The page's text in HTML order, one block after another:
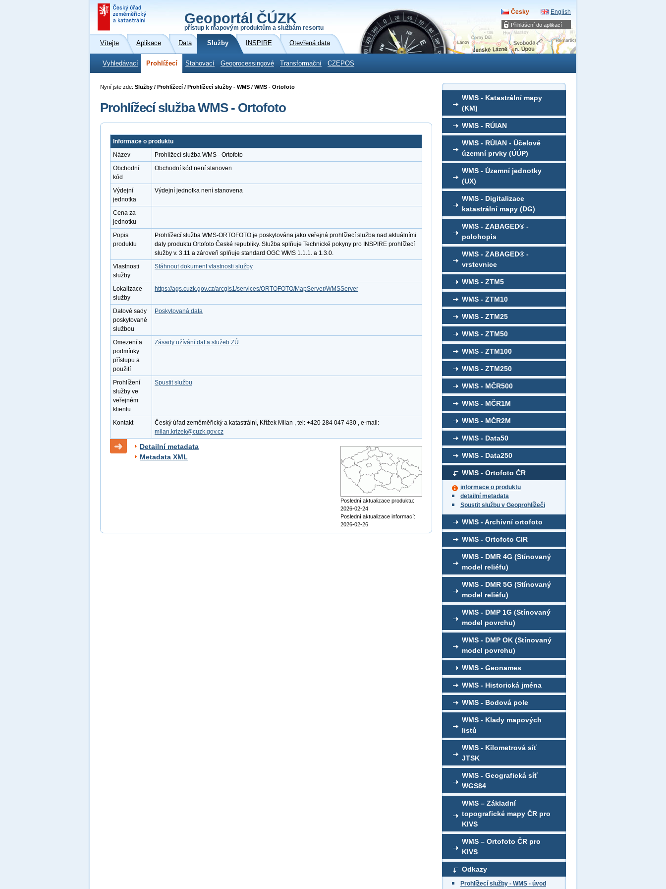
Přihlášení do aplikací
Geoportál ČÚZK
přístup k mapovým produktům a službám resortu
Česky English
Vítejte Aplikace Data Služby INSPIRE Otevřená data
Vyhledávací Prohlížecí Stahovací Geoprocessingové Transformační CZEPOS
WMS - Katastrální mapy
(KM)
WMS - RÚIAN
WMS - RÚIAN - Účelové
územní prvky (ÚÚP)
WMS - Územní jednotky
(UX)
WMS - Digitalizace
katastrální mapy (DG)
WMS - ZABAGED® -
polohopis
WMS - ZABAGED® -
vrstevnice
WMS - ZTM5
WMS - ZTM10
WMS - ZTM25
WMS - ZTM50
WMS - ZTM100
WMS - ZTM250
WMS - MČR500
WMS - MČR1M
WMS - MČR2M
WMS - Data50
WMS - Data250
WMS - Ortofoto ČR
informace o produktu
detailní metadata
Spustit službu v Geoprohlížeči
WMS - Archivní ortofoto
WMS - Ortofoto CIR
WMS - DMR 4G (Stínovaný
model reliéfu)
WMS - DMR 5G (Stínovaný
model reliéfu)
WMS - DMP 1G (Stínovaný
model povrchu)
WMS - DMP OK (Stínovaný
model povrchu)
WMS - Geonames
WMS - Historická jména
WMS - Bodová pole
WMS - Klady mapových
listů
WMS - Kilometrová síť
JTSK
WMS - Geografická síť
WGS84
WMS – Základní
topografické mapy ČR pro
KIVS
WMS – Ortofoto ČR pro
KIVS
Odkazy
Prohlížecí služby - WMS - úvod
Nyní jste zde: Služby / Prohlížecí / Prohlížecí služby - WMS / WMS - Ortofoto
Prohlížecí služba WMS - Ortofoto
Informace o produktu
Název
Prohlížecí služba WMS - Ortofoto
Obchodní
kód
Obchodní kód není stanoven
Výdejní
jednotka
Výdejní jednotka není stanovena
Cena za
jednotku
Popis
produktu
Prohlížecí služba WMS-ORTOFOTO je poskytována jako veřejná prohlížecí služba nad aktuálními
daty produktu Ortofoto České republiky. Služba splňuje Technické pokyny pro INSPIRE prohlížecí
služby v. 3.11 a zároveň splňuje standard OGC WMS 1.1.1. a 1.3.0.
Vlastnosti
služby
Stáhnout dokument vlastnosti služby
Lokalizace
služby
https://ags.cuzk.gov.cz/arcgis1/services/ORTOFOTO/MapServer/WMSServer
Datové sady
poskytované
službou
Poskytovaná data
Omezení a
podmínky
přístupu a
použití
Zásady užívání dat a služeb ZÚ
Prohlížení
služby ve
veřejném
klientu
Spustit službu
Kontakt
Český úřad zeměměřický a katastrální, Křížek Milan , tel: +420 284 047 430 , e-mail:
milan.krizek@cuzk.gov.cz
Detailní metadata
Metadata XML
Poslední aktualizace produktu:
2026-02-24
Poslední aktualizace informací:
2026-02-26